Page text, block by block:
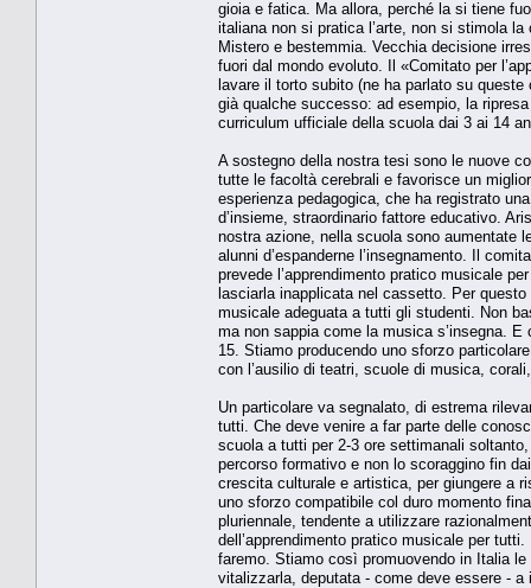
gioia e fatica. Ma allora, perché la si tiene
italiana non si pratica l’arte, non si stimola
Mistero e bestemmia. Vecchia decisione
fuori dal mondo evoluto. Il «Comitato per
lavare il torto subito (ne ha parlato su
già qualche successo: ad esempio, la
curriculum ufficiale della scuola dai 3 ai 14
A sostegno della nostra tesi sono le nuove
tutte le facoltà cerebrali e favorisce un
esperienza pedagogica, che ha registrato
d’insieme, straordinario fattore educativo.
nostra azione, nella scuola sono aumentate
alunni d’espanderne l’insegnamento. Il
prevede l’apprendimento pratico musicale
lasciarla inapplicata nel cassetto. Per
musicale adeguata a tutti gli studenti. Non
ma non sappia come la musica s’insegna.
15. Stiamo producendo uno sforzo
con l’ausilio di teatri, scuole di musica,
Un particolare va segnalato, di estrema
tutti. Che deve venire a far parte delle
scuola a tutti per 2-3 ore settimanali
percorso formativo e non lo scoraggino fin
crescita culturale e artistica, per giungere a
uno sforzo compatibile col duro momento
pluriennale, tendente a utilizzare
dell’apprendimento pratico musicale per
faremo. Stiamo così promuovendo in Italia
vitalizzarla, deputata - come deve essere -